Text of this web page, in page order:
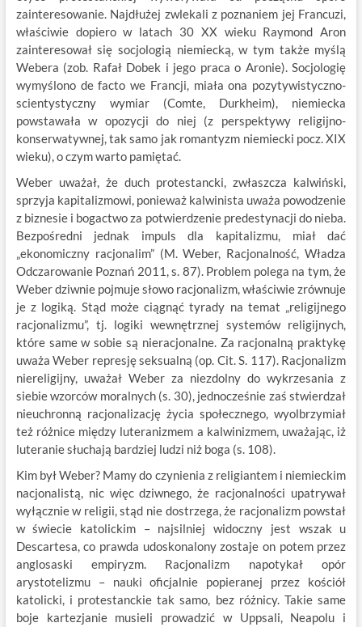
zainteresowanie. Najdłużej zwlekali z poznaniem jej Francuzi,
właściwie dopiero w latach 30 XX wieku Raymond Aron
zainteresował się socjologią niemiecką, w tym także myślą
Webera (zob. Rafał Dobek i jego praca o Aronie). Socjologię
wymyślono de facto we Francji, miała ona pozytywistyczno-
scientystyczny wymiar (Comte, Durkheim), niemiecka
powstawała w opozycji do niej (z perspektywy religijno-
konserwatywnej, tak samo jak romantyzm niemiecki pocz. XIX
wieku), o czym warto pamiętać.
Weber uważał, że duch protestancki, zwłaszcza kalwiński,
sprzyja kapitalizmowi, ponieważ kalwinista uważa powodzenie
z biznesie i bogactwo za potwierdzenie predestynacji do nieba.
Bezpośredni jednak impuls dla kapitalizmu, miał dać
„ekonomiczny racjonalim” (M. Weber, Racjonalność, Władza
Odczarowanie Poznań 2011, s. 87). Problem polega na tym, że
Weber dziwnie pojmuje słowo racjonalizm, właściwie zrównuje
je z logiką. Stąd może ciągnąć tyrady na temat „religijnego
racjonalizmu”, tj. logiki wewnętrznej systemów religijnych,
które same w sobie są nieracjonalne. Za racjonalną praktykę
uważa Weber represję seksualną (op. Cit. S. 117). Racjonalizm
niereligijny, uważał Weber za niezdolny do wykrzesania z
siebie wzorców moralnych (s. 30), jednocześnie zaś stwierdzał
nieuchronną racjonalizację życia społecznego, wyolbrzymiał
też różnice między luteranizmem a kalwinizmem, uważając, iż
luteranie słuchają bardziej ludzi niż boga (s. 108).
Kim był Weber? Mamy do czynienia z religiantem i niemieckim
nacjonalistą, nic więc dziwnego, że racjonalności upatrywał
wyłącznie w religii, stąd nie dostrzega, że racjonalizm powstał
w świecie katolickim – najsilniej widoczny jest wszak u
Descartesa, co prawda udoskonalony zostaje on potem przez
anglosaski empiryzm. Racjonalizm napotykał opór
arystotelizmu – nauki oficjalnie popieranej przez kościół
katolicki, i protestanckie tak samo, bez różnicy. Takie same
boje kartezjanie musieli prowadzić w Uppsali, Neapolu i